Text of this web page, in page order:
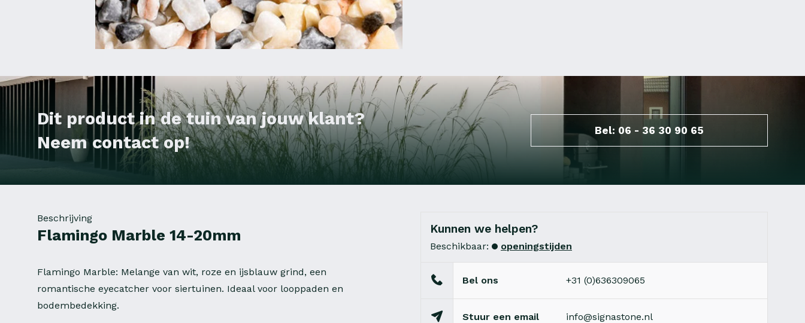
Dit product in de tuin van jouw klant?
Neem contact op!
Bel: 06 - 36 30 90 65
Beschrijving
Flamingo Marble 14-20mm
Flamingo Marble: Melange van wit, roze en ijsblauw grind, een
romantische eyecatcher voor siertuinen. Ideaal voor looppaden en
bodembedekking.
Kunnen we helpen?
Beschikbaar: openingstijden
Bel ons +31 (0)636309065
Stuur een email info@signastone.nl